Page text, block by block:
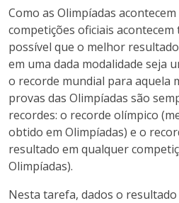
Como as Olimpíadas
competições oficiais acontecem
possível que o melhor
em uma dada modalidade seja
o recorde mundial para aquela
provas das Olimpíadas são
recordes: o recorde olímpico
obtido em Olimpíadas) e o
resultado em qualquer
Olimpíadas).
Nesta tarefa, dados o